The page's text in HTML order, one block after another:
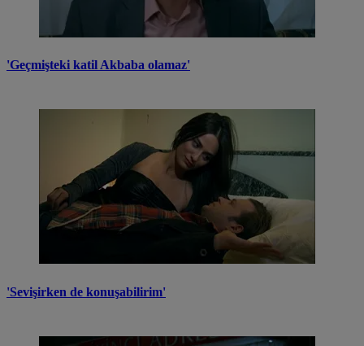
'Geçmişteki katil Akbaba olamaz'
'Sevişirken de konuşabilirim'